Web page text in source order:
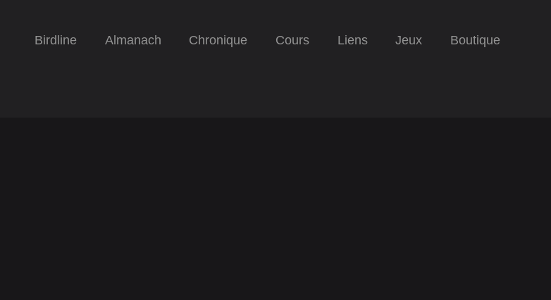
Birdline Almanach Chronique Cours Liens Jeux Boutique